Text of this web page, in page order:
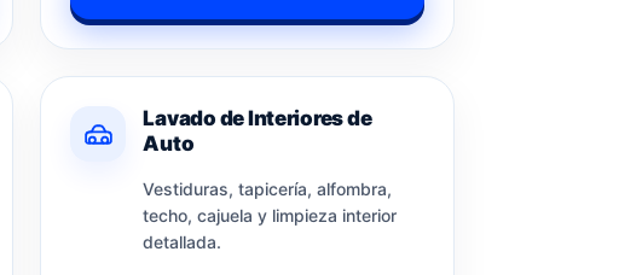
Lavado de Interiores de
Auto
Vestiduras, tapicería, alfombra,
techo, cajuela y limpieza interior
detallada.